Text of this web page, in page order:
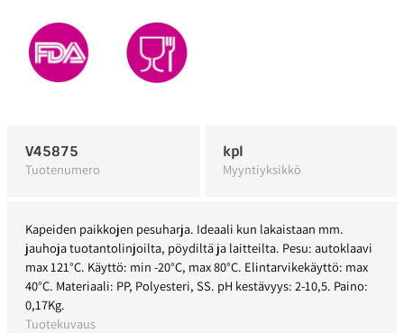
V45875
Tuotenumero
kpl
Myyntiyksikkö
Kapeiden paikkojen pesuharja. Ideaali kun lakaistaan mm.
jauhoja tuotantolinjoilta, pöydiltä ja laitteilta. Pesu: autoklaavi
max 121°C. Käyttö: min -20°C, max 80°C. Elintarvikekäyttö: max
40°C. Materiaali: PP, Polyesteri, SS. pH kestävyys: 2-10,5. Paino:
0,17Kg.
Tuotekuvaus